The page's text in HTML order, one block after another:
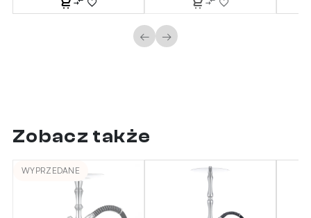
← →
Zobacz także
WYPRZEDANE